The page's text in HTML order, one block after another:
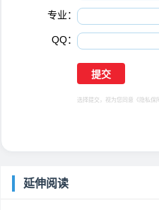
专业：
QQ：
选择提交，视为您同意 《隐私保
延伸阅读